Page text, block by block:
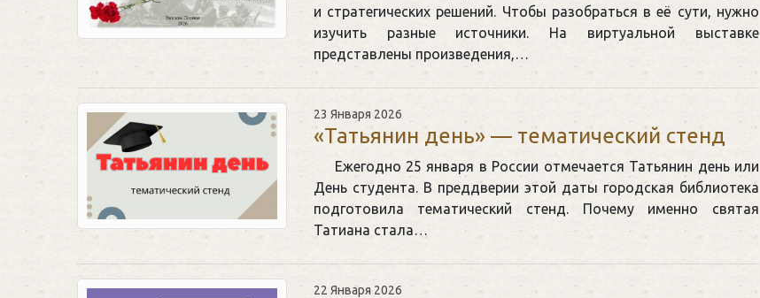
и стратегических решений. Чтобы разобраться в её сути, нужно
изучить разные источники. На виртуальной выставке
представлены произведения,…
23 Января 2026
«Татьянин день» — тематический стенд
Ежегодно 25 января в России отмечается Татьянин день или
День студента. В преддверии этой даты городская библиотека
подготовила тематический стенд. Почему именно святая
Татиана стала…
22 Января 2026